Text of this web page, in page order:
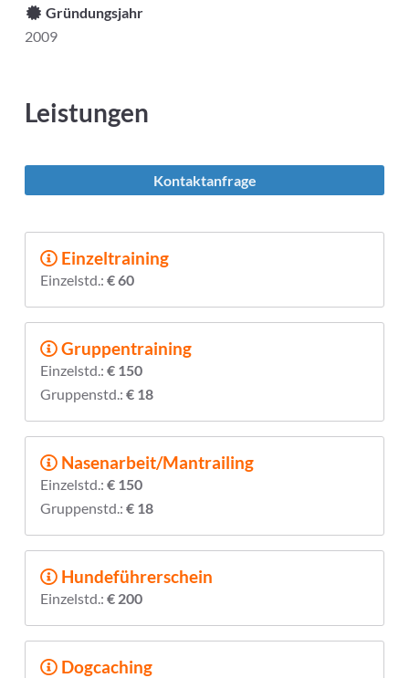
Gründungsjahr
2009
Leistungen
Kontaktanfrage
Einzeltraining
Einzelstd.: € 60
Gruppentraining
Einzelstd.: € 150
Gruppenstd.: € 18
Nasenarbeit/Man­trailing
Einzelstd.: € 150
Gruppenstd.: € 18
Hundeführerschein
Einzelstd.: € 200
Dogcaching